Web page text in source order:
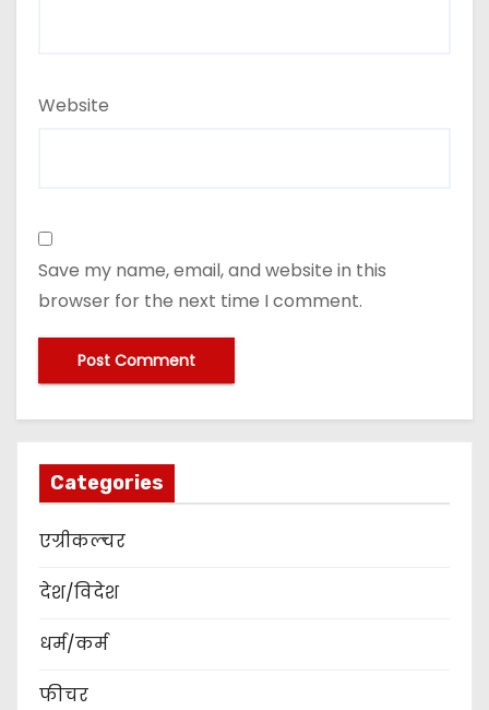
Website
Save my name, email, and website in this
browser for the next time I comment.
Categories
एग्रीकल्चर
देश/विदेश
धर्म/कर्म
फीचर